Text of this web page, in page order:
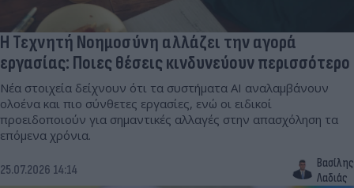
Η Τεχνητή Νοημοσύνη αλλάζει την αγορά
εργασίας: Ποιες θέσεις κινδυνεύουν περισσότερο
Νέα στοιχεία δείχνουν ότι τα συστήματα AI αναλαμβάνουν
ολοένα και πιο σύνθετες εργασίες, ενώ οι ειδικοί
προειδοποιούν για σημαντικές αλλαγές στην απασχόληση τα
επόμενα χρόνια.
25.07.2026 14:14
Βασίλης
Λαδιάς